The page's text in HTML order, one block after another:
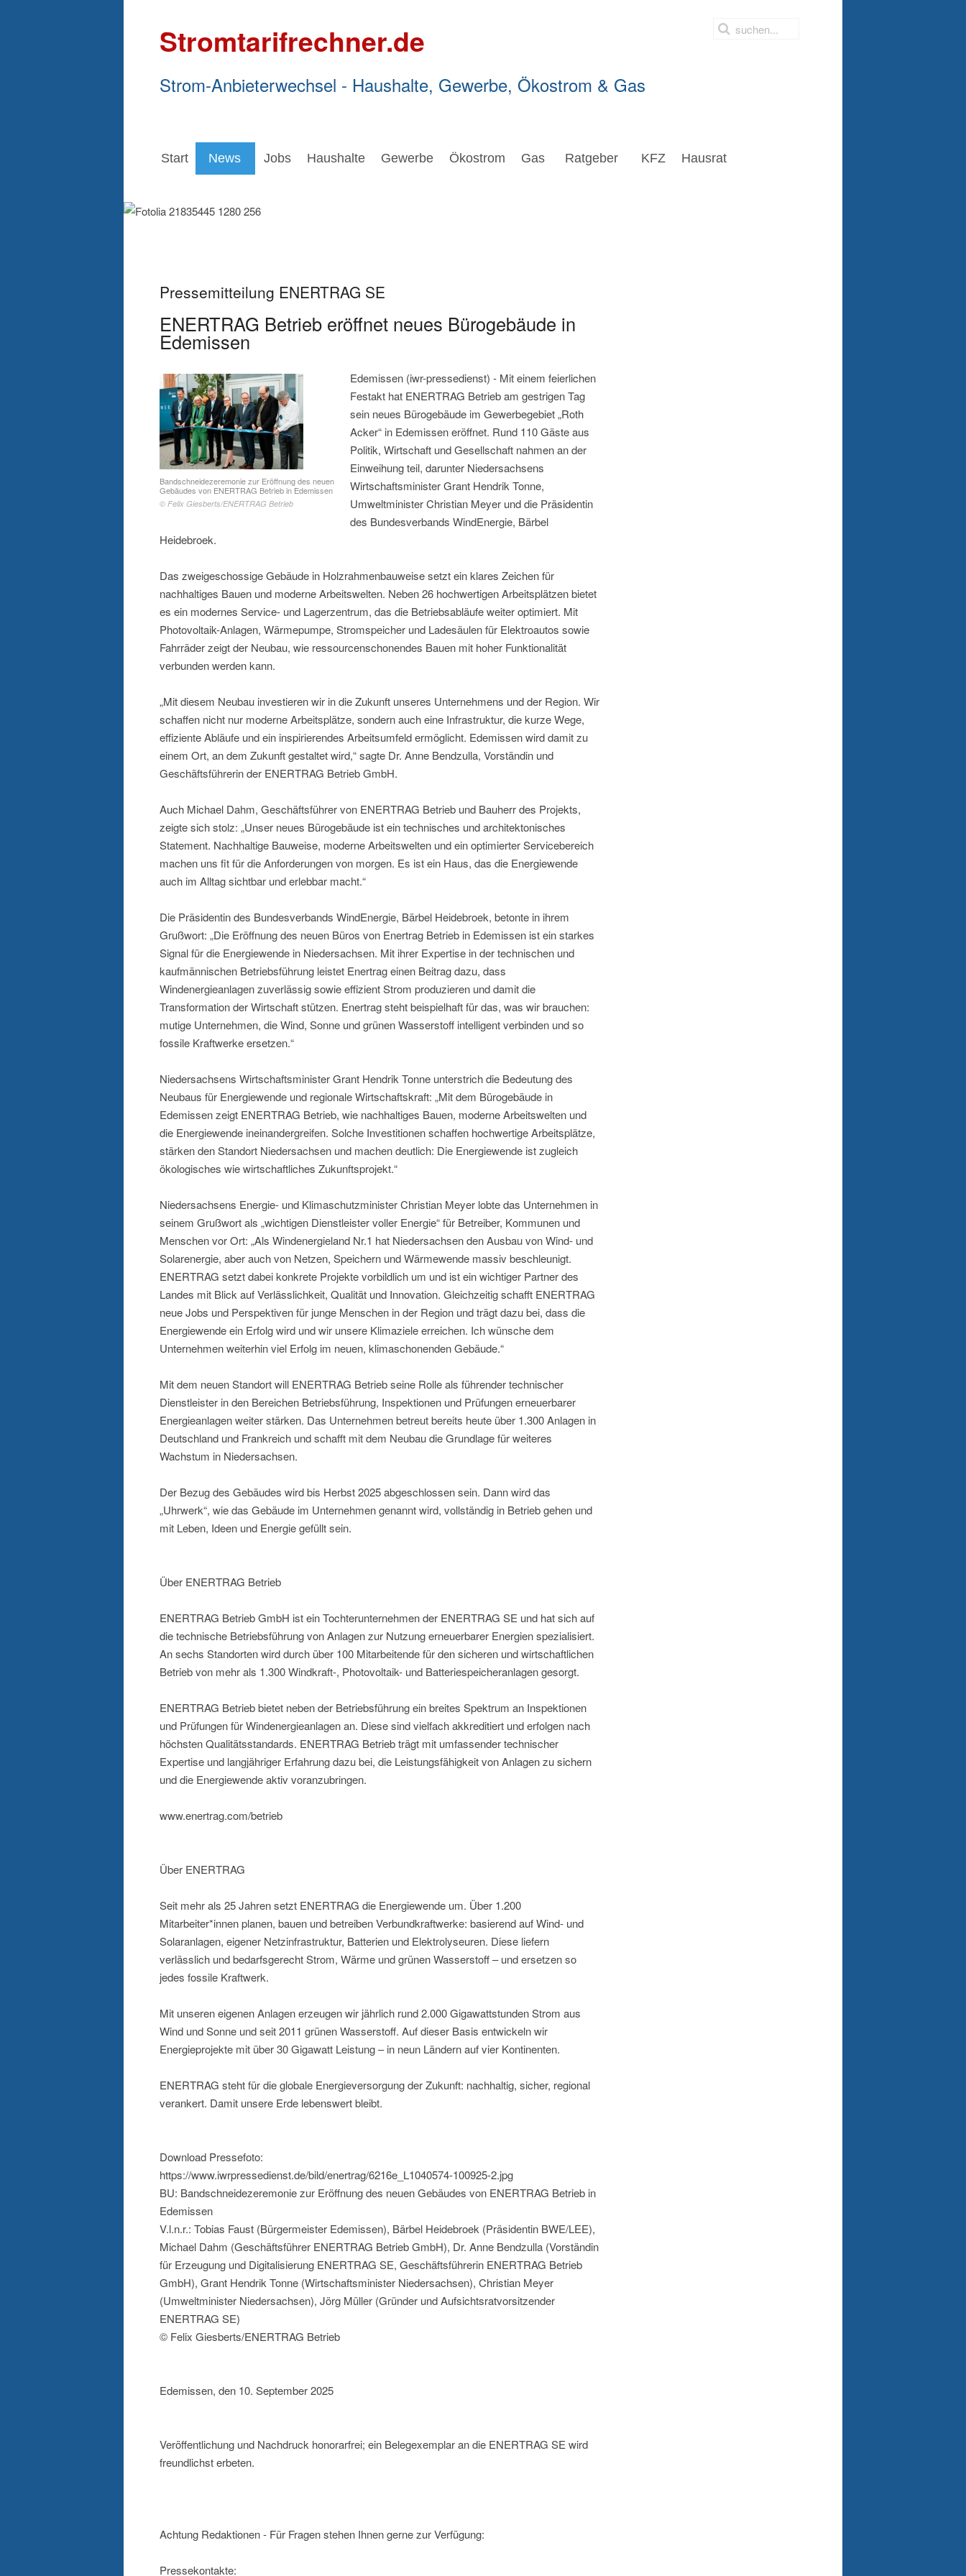
Stromtarifrechner.de
Strom-Anbieterwechsel - Haushalte, Gewerbe, Ökostrom & Gas
Start News Jobs Haushalte Gewerbe Ökostrom Gas Ratgeber KFZ Hausrat
Pressemitteilung ENERTRAG SE
ENERTRAG Betrieb eröffnet neues Bürogebäude in
Edemissen
Bandschneidezeremonie zur Eröffnung des neuen
Gebäudes von ENERTRAG Betrieb in Edemissen
© Felix Giesberts/ENERTRAG Betrieb
Edemissen (iwr-pressedienst) - Mit einem feierlichen
Festakt hat ENERTRAG Betrieb am gestrigen Tag
sein neues Bürogebäude im Gewerbegebiet „Roth
Acker“ in Edemissen eröffnet. Rund 110 Gäste aus
Politik, Wirtschaft und Gesellschaft nahmen an der
Einweihung teil, darunter Niedersachsens
Wirtschaftsminister Grant Hendrik Tonne,
Umweltminister Christian Meyer und die Präsidentin
des Bundesverbands WindEnergie, Bärbel
Heidebroek.
Das zweigeschossige Gebäude in Holzrahmenbauweise setzt ein klares Zeichen für
nachhaltiges Bauen und moderne Arbeitswelten. Neben 26 hochwertigen Arbeitsplätzen bietet
es ein modernes Service- und Lagerzentrum, das die Betriebsabläufe weiter optimiert. Mit
Photovoltaik-Anlagen, Wärmepumpe, Stromspeicher und Ladesäulen für Elektroautos sowie
Fahrräder zeigt der Neubau, wie ressourcenschonendes Bauen mit hoher Funktionalität
verbunden werden kann.
„Mit diesem Neubau investieren wir in die Zukunft unseres Unternehmens und der Region. Wir
schaffen nicht nur moderne Arbeitsplätze, sondern auch eine Infrastruktur, die kurze Wege,
effiziente Abläufe und ein inspirierendes Arbeitsumfeld ermöglicht. Edemissen wird damit zu
einem Ort, an dem Zukunft gestaltet wird,“ sagte Dr. Anne Bendzulla, Vorständin und
Geschäftsführerin der ENERTRAG Betrieb GmbH.
Auch Michael Dahm, Geschäftsführer von ENERTRAG Betrieb und Bauherr des Projekts,
zeigte sich stolz: „Unser neues Bürogebäude ist ein technisches und architektonisches
Statement. Nachhaltige Bauweise, moderne Arbeitswelten und ein optimierter Servicebereich
machen uns fit für die Anforderungen von morgen. Es ist ein Haus, das die Energiewende
auch im Alltag sichtbar und erlebbar macht.“
Die Präsidentin des Bundesverbands WindEnergie, Bärbel Heidebroek, betonte in ihrem
Grußwort: „Die Eröffnung des neuen Büros von Enertrag Betrieb in Edemissen ist ein starkes
Signal für die Energiewende in Niedersachsen. Mit ihrer Expertise in der technischen und
kaufmännischen Betriebsführung leistet Enertrag einen Beitrag dazu, dass
Windenergieanlagen zuverlässig sowie effizient Strom produzieren und damit die
Transformation der Wirtschaft stützen. Enertrag steht beispielhaft für das, was wir brauchen:
mutige Unternehmen, die Wind, Sonne und grünen Wasserstoff intelligent verbinden und so
fossile Kraftwerke ersetzen.“
Niedersachsens Wirtschaftsminister Grant Hendrik Tonne unterstrich die Bedeutung des
Neubaus für Energiewende und regionale Wirtschaftskraft: „Mit dem Bürogebäude in
Edemissen zeigt ENERTRAG Betrieb, wie nachhaltiges Bauen, moderne Arbeitswelten und
die Energiewende ineinandergreifen. Solche Investitionen schaffen hochwertige Arbeitsplätze,
stärken den Standort Niedersachsen und machen deutlich: Die Energiewende ist zugleich
ökologisches wie wirtschaftliches Zukunftsprojekt.“
Niedersachsens Energie- und Klimaschutzminister Christian Meyer lobte das Unternehmen in
seinem Grußwort als „wichtigen Dienstleister voller Energie“ für Betreiber, Kommunen und
Menschen vor Ort: „Als Windenergieland Nr.1 hat Niedersachsen den Ausbau von Wind- und
Solarenergie, aber auch von Netzen, Speichern und Wärmewende massiv beschleunigt.
ENERTRAG setzt dabei konkrete Projekte vorbildlich um und ist ein wichtiger Partner des
Landes mit Blick auf Verlässlichkeit, Qualität und Innovation. Gleichzeitig schafft ENERTRAG
neue Jobs und Perspektiven für junge Menschen in der Region und trägt dazu bei, dass die
Energiewende ein Erfolg wird und wir unsere Klimaziele erreichen. Ich wünsche dem
Unternehmen weiterhin viel Erfolg im neuen, klimaschonenden Gebäude.“
Mit dem neuen Standort will ENERTRAG Betrieb seine Rolle als führender technischer
Dienstleister in den Bereichen Betriebsführung, Inspektionen und Prüfungen erneuerbarer
Energieanlagen weiter stärken. Das Unternehmen betreut bereits heute über 1.300 Anlagen in
Deutschland und Frankreich und schafft mit dem Neubau die Grundlage für weiteres
Wachstum in Niedersachsen.
Der Bezug des Gebäudes wird bis Herbst 2025 abgeschlossen sein. Dann wird das
„Uhrwerk“, wie das Gebäude im Unternehmen genannt wird, vollständig in Betrieb gehen und
mit Leben, Ideen und Energie gefüllt sein.
Über ENERTRAG Betrieb
ENERTRAG Betrieb GmbH ist ein Tochterunternehmen der ENERTRAG SE und hat sich auf
die technische Betriebsführung von Anlagen zur Nutzung erneuerbarer Energien spezialisiert.
An sechs Standorten wird durch über 100 Mitarbeitende für den sicheren und wirtschaftlichen
Betrieb von mehr als 1.300 Windkraft-, Photovoltaik- und Batteriespeicheranlagen gesorgt.
ENERTRAG Betrieb bietet neben der Betriebsführung ein breites Spektrum an Inspektionen
und Prüfungen für Windenergieanlagen an. Diese sind vielfach akkreditiert und erfolgen nach
höchsten Qualitätsstandards. ENERTRAG Betrieb trägt mit umfassender technischer
Expertise und langjähriger Erfahrung dazu bei, die Leistungsfähigkeit von Anlagen zu sichern
und die Energiewende aktiv voranzubringen.
www.enertrag.com/betrieb
Über ENERTRAG
Seit mehr als 25 Jahren setzt ENERTRAG die Energiewende um. Über 1.200
Mitarbeiter*innen planen, bauen und betreiben Verbundkraftwerke: basierend auf Wind- und
Solaranlagen, eigener Netzinfrastruktur, Batterien und Elektrolyseuren. Diese liefern
verlässlich und bedarfsgerecht Strom, Wärme und grünen Wasserstoff – und ersetzen so
jedes fossile Kraftwerk.
Mit unseren eigenen Anlagen erzeugen wir jährlich rund 2.000 Gigawattstunden Strom aus
Wind und Sonne und seit 2011 grünen Wasserstoff. Auf dieser Basis entwickeln wir
Energieprojekte mit über 30 Gigawatt Leistung – in neun Ländern auf vier Kontinenten.
ENERTRAG steht für die globale Energieversorgung der Zukunft: nachhaltig, sicher, regional
verankert. Damit unsere Erde lebenswert bleibt.
Download Pressefoto:
https://www.iwrpressedienst.de/bild/enertrag/6216e_L1040574-100925-2.jpg
BU: Bandschneidezeremonie zur Eröffnung des neuen Gebäudes von ENERTRAG Betrieb in
Edemissen
V.l.n.r.: Tobias Faust (Bürgermeister Edemissen), Bärbel Heidebroek (Präsidentin BWE/LEE),
Michael Dahm (Geschäftsführer ENERTRAG Betrieb GmbH), Dr. Anne Bendzulla (Vorständin
für Erzeugung und Digitalisierung ENERTRAG SE, Geschäftsführerin ENERTRAG Betrieb
GmbH), Grant Hendrik Tonne (Wirtschaftsminister Niedersachsen), Christian Meyer
(Umweltminister Niedersachsen), Jörg Müller (Gründer und Aufsichtsratvorsitzender
ENERTRAG SE)
© Felix Giesberts/ENERTRAG Betrieb
Edemissen, den 10. September 2025
Veröffentlichung und Nachdruck honorarfrei; ein Belegexemplar an die ENERTRAG SE wird
freundlichst erbeten.
Achtung Redaktionen - Für Fragen stehen Ihnen gerne zur Verfügung:
Pressekontakte: